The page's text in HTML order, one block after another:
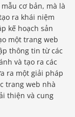
cơ bản, mà là
ra khái niệm
kế hoạch sản
một trang web
thông tin từ các
và tạo ra các
ra một giải pháp
trang web nhà
thiện và cung